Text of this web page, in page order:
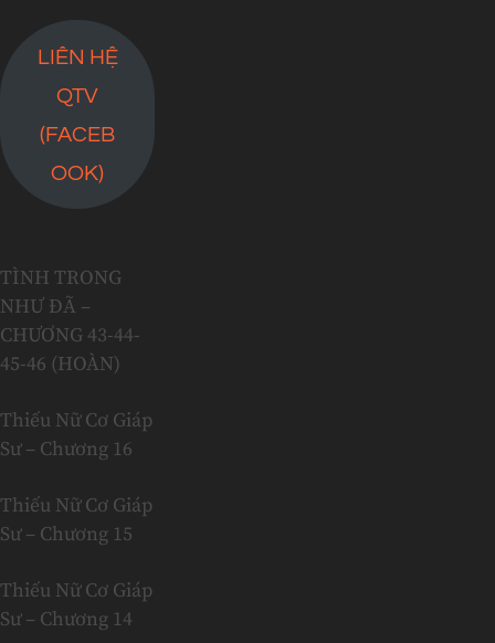
LIÊN HỆ
QTV
(FACEB
OOK)
TÌNH TRONG
NHƯ ĐÃ –
CHƯƠNG 43-44-
45-46 (HOÀN)
Thiếu Nữ Cơ Giáp
Sư – Chương 16
Thiếu Nữ Cơ Giáp
Sư – Chương 15
Thiếu Nữ Cơ Giáp
Sư – Chương 14